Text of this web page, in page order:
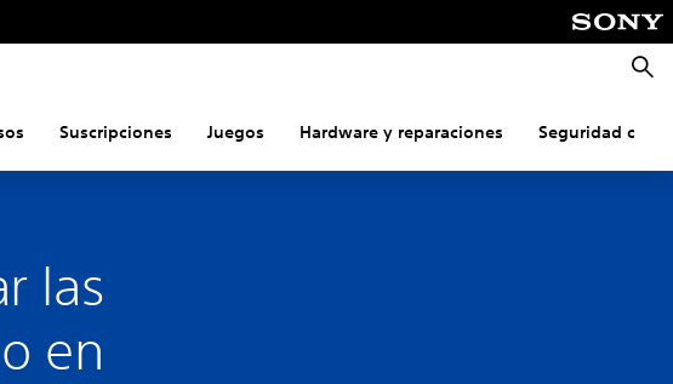
Suscripciones Juegos Hardware y reparaciones Seguridad
las
en